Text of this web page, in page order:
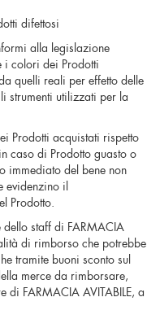
difettosi
alla legislazione
i colori dei Prodotti
quelli reali per effetto delle
strumenti utilizzati per la
Prodotti acquistati rispetto
caso di Prodotto guasto o
immediato del bene non
evidenzino il
Prodotto.
staff di FARMACIA
di rimborso che potrebbe
tramite buoni sconto sul
merce da rimborsare,
di FARMACIA AVITABILE, a